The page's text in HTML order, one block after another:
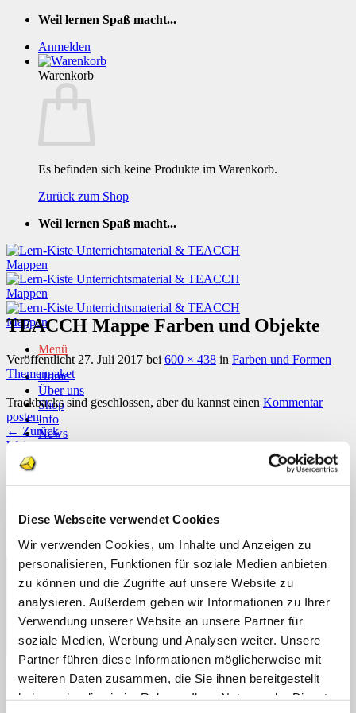
Diese Webseite verwendet Cookies
Wir verwenden Cookies, um Inhalte und Anzeigen zu
personalisieren, Funktionen für soziale Medien anbieten
zu können und die Zugriffe auf unsere Website zu
analysieren. Außerdem geben wir Informationen zu Ihrer
Verwendung unserer Website an unsere Partner für
soziale Medien, Werbung und Analysen weiter. Unsere
Partner führen diese Informationen möglicherweise mit
weiteren Daten zusammen, die Sie ihnen bereitgestellt
haben oder die sie im Rahmen Ihrer Nutzung der Dienste
Zum
springen
Weil lernen Spaß macht...
Anmelden
Warenkorb
Es befinden sich keine Produkte im Warenkorb.
Zurück zum Shop
Weil lernen Spaß macht...
Menü
Home
Über uns
Shop
Info
News
nach:
TEACCH Mappe Farben und Objekte
Veröffentlicht 27. Juli 2017 bei 600 × 438 in Farben und Formen
Themenpaket
Trackbacks sind geschlossen, aber du kannst einen Kommentar
posten.
← Zurück
Weiter→
Schreibe einen Kommentar
Felder sind mit*markiert
Kommentar*
Name*